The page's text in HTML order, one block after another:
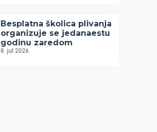
Besplatna školica plivanja
organizuje se jedanaestu
godinu zaredom
8. jul 2026.